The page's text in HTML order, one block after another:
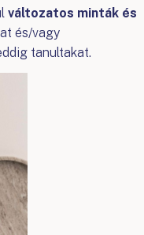
változatos minták és
és/vagy
tanultakat.